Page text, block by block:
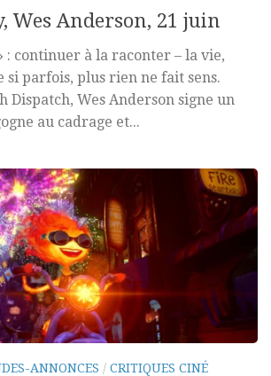
Wes Anderson, 21 juin
: continuer à la raconter – la vie,
si parfois, plus rien ne fait sens.
Dispatch, Wes Anderson signe un
au cadrage et...
ANNONCES / CRITIQUES CINÉ